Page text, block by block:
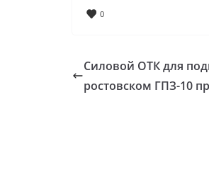
0
Силовой ОТК для
ростовском ГПЗ-10